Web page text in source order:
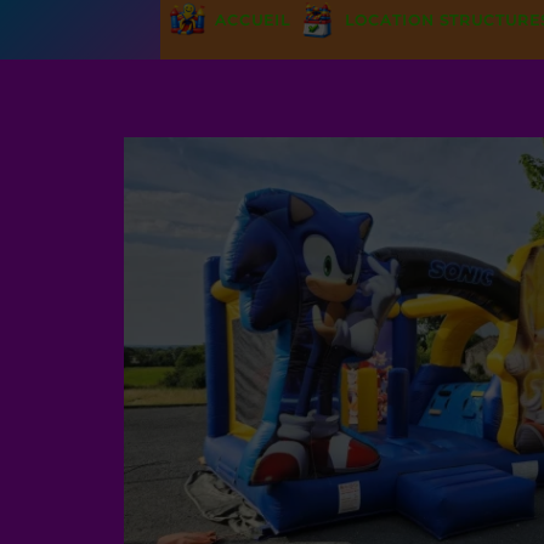
ACCUEIL LOCATION